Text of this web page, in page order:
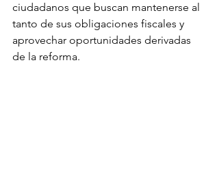
ciudadanos que buscan mantenerse al
tanto de sus obligaciones fiscales y
aprovechar oportunidades derivadas
de la reforma.